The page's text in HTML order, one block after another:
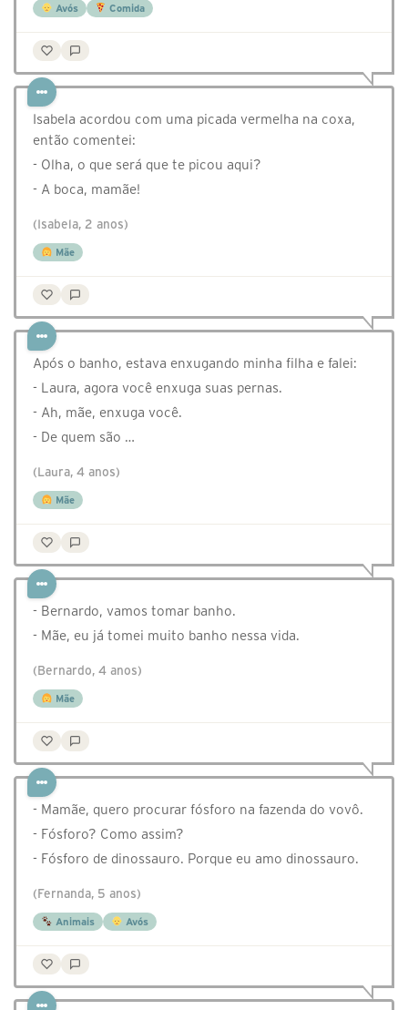
Avós Comida
Isabela acordou com uma picada vermelha na coxa,
então comentei:
- Olha, o que será que te picou aqui?
- A boca, mamãe!
(Isabela, 2 anos)
Mãe
Após o banho, estava enxugando minha filha e falei:
- Laura, agora você enxuga suas pernas.
- Ah, mãe, enxuga você.
- De quem são …
(Laura, 4 anos)
Mãe
- Bernardo, vamos tomar banho.
- Mãe, eu já tomei muito banho nessa vida.
(Bernardo, 4 anos)
Mãe
- Mamãe, quero procurar fósforo na fazenda do vovô.
- Fósforo? Como assim?
- Fósforo de dinossauro. Porque eu amo dinossauro.
(Fernanda, 5 anos)
Animais Avós